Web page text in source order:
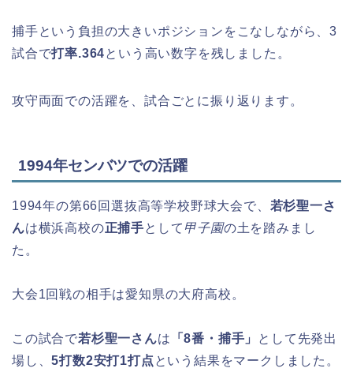
捕手という負担の大きいポジションをこなしながら、3
試合で打率.364という高い数字を残しました。
攻守両面での活躍を、試合ごとに振り返ります。
1994年センバツでの活躍
1994年の第66回選抜高等学校野球大会で、 若杉聖一さ
んは横浜高校の正捕手として 甲子園の土を踏みまし
た。
大会1回戦の相手は愛知県の大府高校。
この試合で若杉聖一さんは 「8番・捕手」
として先発出
場し、5打数2安打1打点 という結果をマークしました。